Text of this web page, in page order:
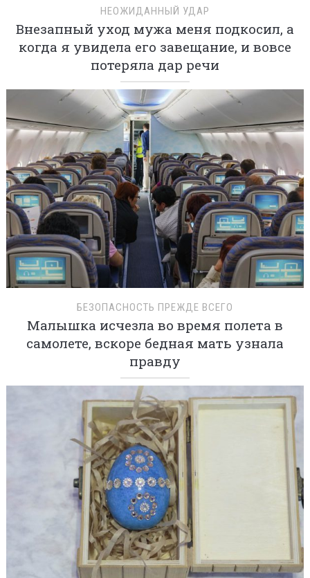
НЕОЖИДАННЫЙ УДАР
Внезапный уход мужа меня подкосил, а
когда я увидела его завещание, и вовсе
потеряла дар речи
БЕЗОПАСНОСТЬ ПРЕЖДЕ ВСЕГО
Малышка исчезла во время полета в
самолете, вскоре бедная мать узнала
правду